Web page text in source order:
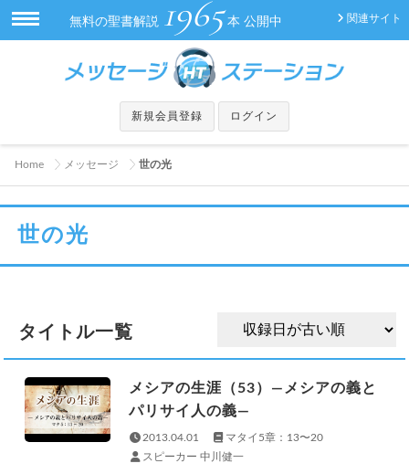
関連サイト
無料の聖書解説 1965 本 公開中
新規会員登録 ログイン
Home メッセージ 世の光
世の光
タイトル一覧
メシアの生涯（53）—メシアの義と
パリサイ人の義—
2013.04.01
マタイ5章：13〜20
スピーカー 中川健一